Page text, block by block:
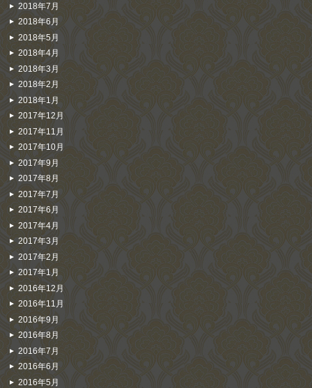
2018年7月
2018年6月
2018年5月
2018年4月
2018年3月
2018年2月
2018年1月
2017年12月
2017年11月
2017年10月
2017年9月
2017年8月
2017年7月
2017年6月
2017年4月
2017年3月
2017年2月
2017年1月
2016年12月
2016年11月
2016年9月
2016年8月
2016年7月
2016年6月
2016年5月